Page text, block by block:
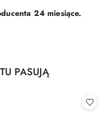
24 miesiące.
PASUJĄ